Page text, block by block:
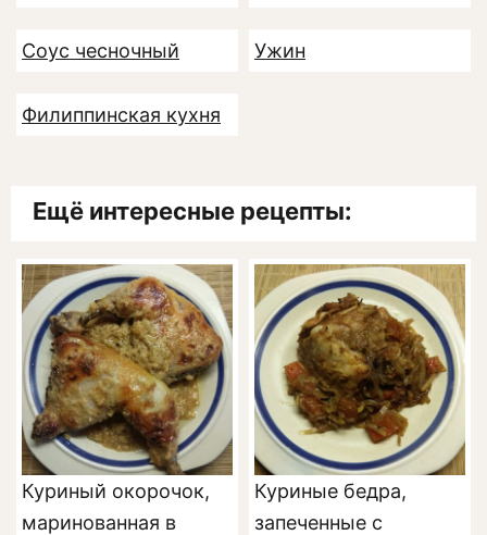
Соус чесночный Ужин
Филиппинская кухня
Ещё интересные рецепты:
Куриный окорочок,
маринованная в
Куриные бедра,
запеченные с